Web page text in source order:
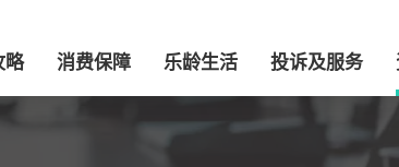
略 消费保障 乐龄生活 投诉及服务